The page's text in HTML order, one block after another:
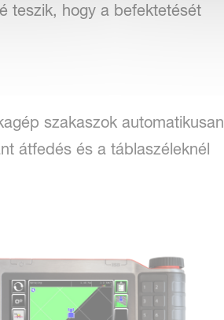
teszik, hogy a befektetését
szakaszok automatikusan
átfedés és a táblaszéleknél